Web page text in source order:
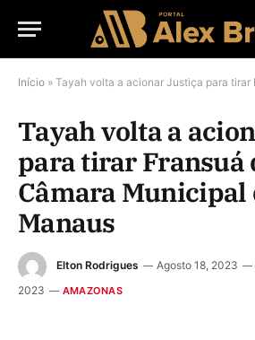
Início » Tayah volta a acionar Justiça para tirar Fransuá
Tayah volta a
para tirar Fransuá
Câmara Municipal
Manaus
Elton Rodrigues Agosto 18, 2023
2023
AMAZONAS